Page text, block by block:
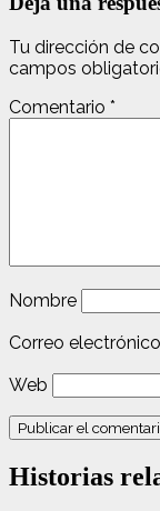
Tu dirección de
campos
Comentario *
Nombre
Correo electrónico
Web
Historias